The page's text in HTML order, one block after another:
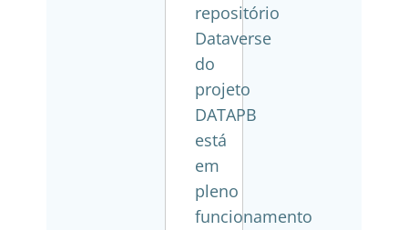
repositório
Dataverse
do
projeto
DATAPB
está
em
pleno
funcionamento